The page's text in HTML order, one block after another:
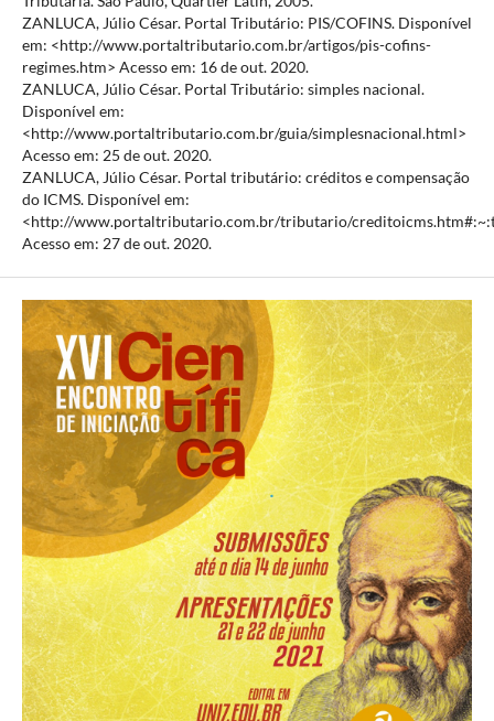
ZANLUCA, Júlio César. Portal Tributário: PIS/COFINS. Disponível
em: <http://www.portaltributario.com.br/artigos/pis-cofins-
regimes.htm> Acesso em: 16 de out. 2020.
ZANLUCA, Júlio César. Portal Tributário: simples nacional.
Disponível em:
<http://www.portaltributario.com.br/guia/simplesnacional.html>
Acesso em: 25 de out. 2020.
ZANLUCA, Júlio César. Portal tributário: créditos e compensação
do ICMS. Disponível em:
<http://www.portaltributario.com.br/tributario/
Acesso em: 27 de out. 2020.